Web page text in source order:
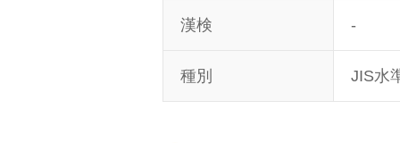
漢検 -
種別 JIS水